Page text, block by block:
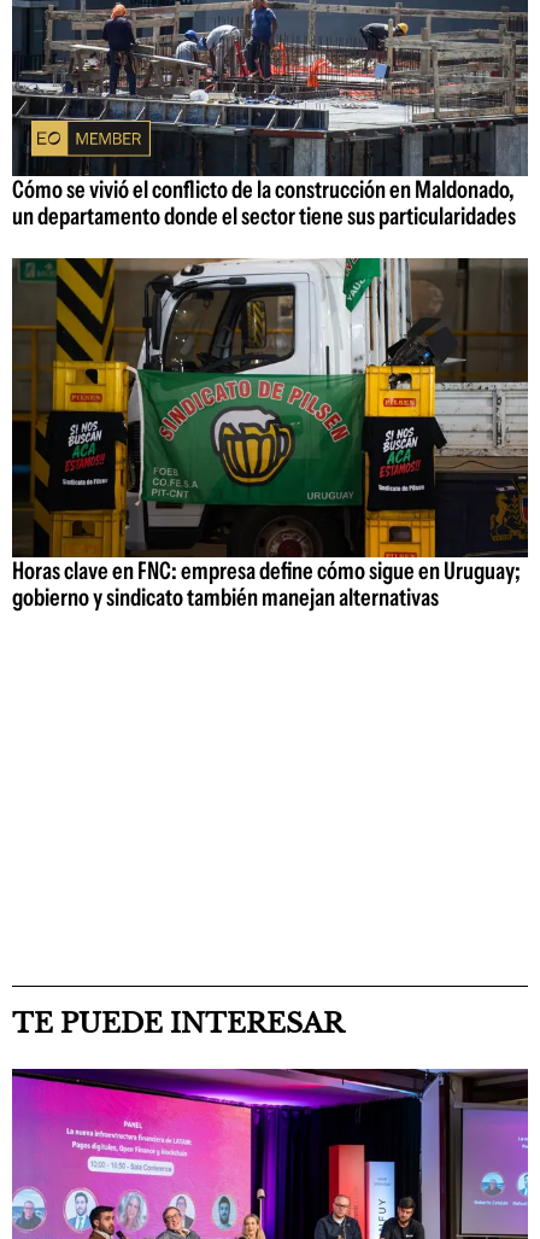
Cómo se vivió el conflicto de la construcción en Maldonado,
un departamento donde el sector tiene sus particularidades
Horas clave en FNC: empresa define cómo sigue en Uruguay;
gobierno y sindicato también manejan alternativas
TE PUEDE INTERESAR